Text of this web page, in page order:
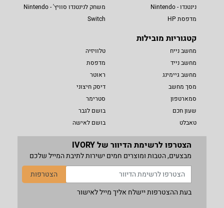
נינטנדו - Nintendo
מדפסת HP
משחק לנינטנדו סוויץ' - Nintendo
Switch
קטגוריות מובילות
מחשב נייח
מחשב נייד
מחשב גיימינג
מסך מחשב
סמארטפון
שעון חכם
טאבלט
טלוויזיה
מדפסת
ראוטר
דיסק חיצוני
סטרימר
בושם לגבר
בושם לאישה
הצטרפו לרשימת הדיוור של IVORY
מבצעים, הטבות ומוצרים חמים ישירות לתיבת המייל שלכם
הצטרפות
בעת ההצטרפות יישלח אליך מייל לאישור